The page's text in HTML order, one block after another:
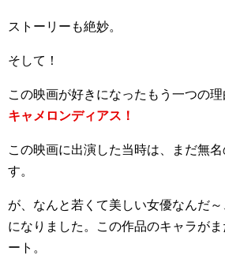
ストーリーも絶妙。
そして！
この映画が好きになったもう一つの理
キャメロンディアス！
この映画に出演した当時は、まだ無
す。
が、なんと若くて美しい女優なんだ
になりました。この作品のキャラが
ート。